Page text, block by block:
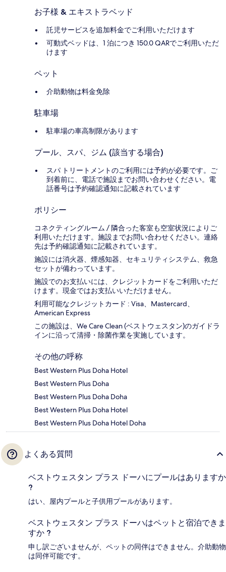
お子様 & エキストラベッド
託児サービスを追加料金でご利用いただけます
可動式ベッドは、1 泊につき 150.0 QARでご利用いただ
けます
ペット
介助動物は料金免除
駐車場
駐車場の車高制限があります
プール、スパ、ジム (該当する場合)
スパ トリートメントのご利用には予約が必要です。ご
到着前に、電話で施設までお問い合わせください。電
話番号は予約確認通知に記載されています
ポリシー
コネクティングルーム / 隣合った客室も空室状況によりご
利用いただけます。施設までお問い合わせください。連絡
先は予約確認通知に記載されています。
施設には消火器、煙感知器、セキュリティシステム、救急
セットが備わっています。
施設でのお支払いには、クレジットカードをご利用いただ
けます。現金ではお支払いいただけません。
利用可能なクレジットカード : Visa、Mastercard、
American Express
この施設は、We Care Clean (ベストウェスタン)のガイドラ
インに沿って清掃・除菌作業を実施しています。
その他の呼称
Best Western Plus Doha Hotel
Best Western Plus Doha
Best Western Plus Doha Doha
Best Western Plus Doha Hotel
Best Western Plus Doha Hotel Doha
よくある質問
ベストウェスタン プラス ドーハにプールはありますか
?
はい、屋内プールと子供用プールがあります。
ベストウェスタン プラス ドーハはペットと宿泊できま
すか ?
申し訳ございませんが、ペットの同伴はできません。介助動物
は同伴可能です。